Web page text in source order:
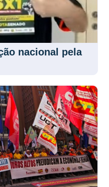
nacional pela